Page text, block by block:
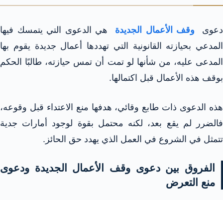
دعوى وقف الأعمال الجديدة هي الدعوى التي يتمسك فيها
المدعي بحيازته القانونية التي تهددها أعمال جديدة يقوم بها
المدعى عليه، من شأنها لو تمت أن تمس حيازته، طالبًا الحكم
بوقف هذه الأعمال قبل اكتمالها.​
هذه الدعوى ذات طابع وقائي، هدفها منع الاعتداء قبل وقوعه،
فالضرر لم يقع بعد، لكنه محتمل بقوة لوجود أمارات جدية
تتمثل في الشروع في العمل الذي يهدد حق الحائز.​
الفروق بين دعوى وقف الأعمال الجديدة ودعوى
منع التعرض​